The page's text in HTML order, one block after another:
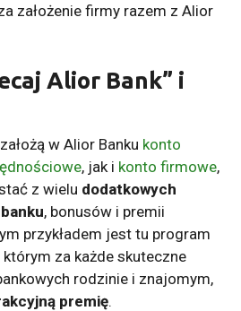
założenie firmy razem z Alior
Alior Bank” i
w Alior Banku konto
, jak i konto firmowe,
z wielu dodatkowych
, bonusów i premii
przykładem jest tu program
którym za każde skuteczne
rodzinie i znajomym,
premię.